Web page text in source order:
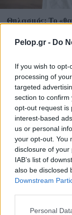
Pelop.gr - Do
If you wish to
processing of
targeted
section to
opt-out request is
interest-based
us or personal
your opt-out. You
disclosure of
IAB’s list of
also be disclosed
Downstream
Please note that
Personal
Θηλασμός: Το